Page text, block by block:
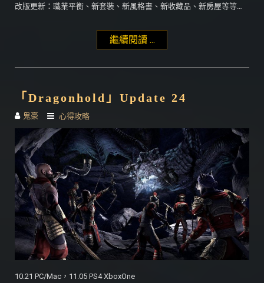
改版更新：職業平衡、新套裝、新風格書、新收藏品、新房屋等等…
繼續閱讀 ...
「Dragonhold」Update 24
鬼豪 心得攻略
10.21 PC/Mac，11.05 PS4 XboxOne